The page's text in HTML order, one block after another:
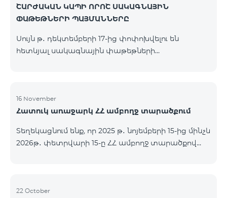
ՇԱՐԺԱԿԱՆ ԿԱՊԻ ՈՐՈՇ ՍԱԿԱԳՆԱՅԻՆ
ՓԱԹԵԹՆԵՐԻ ՊԱՅՄԱՆՆԵՐԸ
Սույն թ․ դեկտեմբերի 17-ից փոփոխվելու են
հետևյալ սակագնային փաթեթների
նախկին 2000 դրամի փոխարեն։ Բաժանորդները
կստանան 600 րոպե դեպի ՀՀ բոլոր ցանցեր, ԱՄՆ,
փոխարեն և 14 ԳԲ ինտերնետ` նախկին 7 ԳԲ-ի
փոխարեն։ Կանխավճարային «Be Free 3000»
16 November
Հատուկ առաջարկ ՀՀ ամբողջ տարածքում
Տեղեկացնում ենք, որ 2025 թ․ նոյեմբերի 15-ից մինչև
2026թ․ փետրվարի 15-ը ՀՀ ամբողջ տարածքով
9900 մարզային և ԿՈՄԲՈ 4 9900 փաթեթները`
22 October